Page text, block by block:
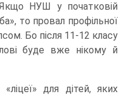
НУШ у початковій
то провал профільної
Бо після 11-12 класу
буде вже нікому й
для дітей, яких